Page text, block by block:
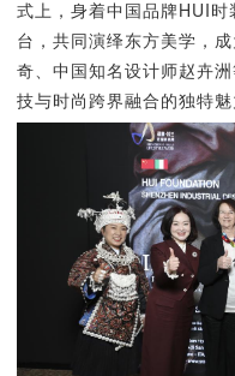
式上，身着中国品牌HUI时
台，共同演绎东方美学，
奇、中国知名设计师赵卉
技与时尚跨界融合的独特魅